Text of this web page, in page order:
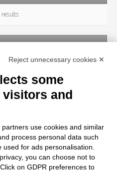
results
Reject unnecessary cookies ✕
some
visitors and
use cookies and similar
process personal data such
for ads personalisation.
you can choose not to
on GDPR preferences to